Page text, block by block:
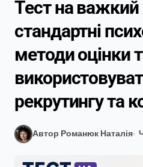
Тест на важкий
стандартні
методи оцінки
рекрутингу та
Автор Романюк Наталія